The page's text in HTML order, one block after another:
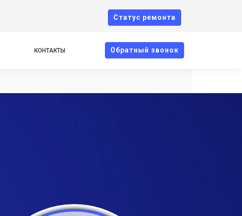
Cтатус ремонта
КОНТАКТЫ Oбратный звонок